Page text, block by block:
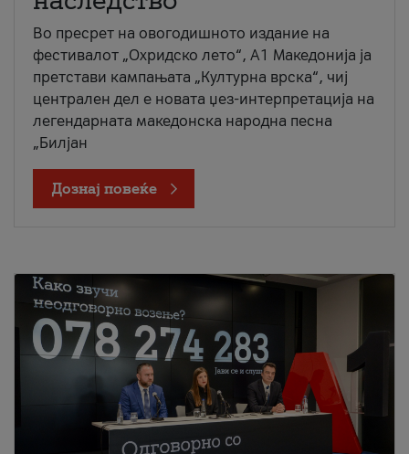
Во пресрет на овогодишното издание на
фестивалот „Охридско лето“, А1 Македонија ја
претстави кампањата „Културна врска“, чиј
централен дел е новата џез-интерпретација на
легендарната македонска народна песна
„Билјан
Дознај повеќе